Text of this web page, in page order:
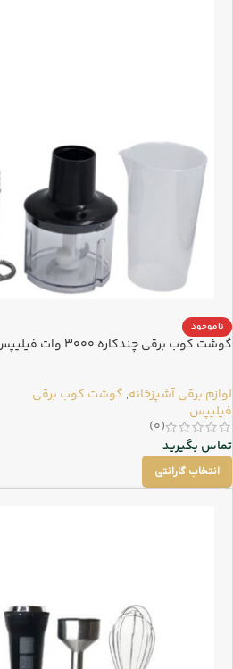
ناموجود
گوشت کوب برقی چندکاره 3000 وات فیلیپس مدل PH-8421
لوازم برقی آشپزخانه, گوشت کوب برقی
فیلیپس
(0)
تماس بگیرید
انتخاب گارانتی